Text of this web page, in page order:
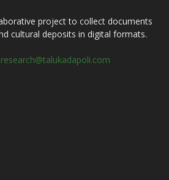
project to collect documents
cultural deposits in digital formats.
research@talukadapoli.com